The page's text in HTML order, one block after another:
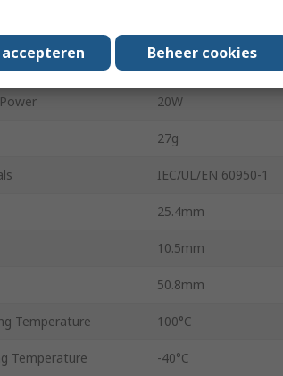
20W
27g
IEC/UL/EN 60950-1
25.4mm
10.5mm
50.8mm
Temperature 100°C
Temperature -40°C
Beheer cookies